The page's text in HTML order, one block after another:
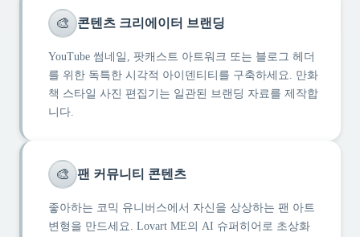
🎨 콘텐츠 크리에이터 브랜딩
YouTube 썸네일, 팟캐스트 아트워크 또는 블로그 헤더
를 위한 독특한 시각적 아이덴티티를 구축하세요. 만화
책 스타일 사진 편집기는 일관된 브랜딩 자료를 제작합
니다.
🎨 팬 커뮤니티 콘텐츠
좋아하는 코믹 유니버스에서 자신을 상상하는 팬 아트
변형을 만드세요. Lovart ME의 AI 슈퍼히어로 초상화